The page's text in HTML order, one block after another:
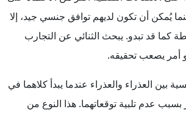
يُمكن أن تكون لديهم توافق جنسي جيد، إلا
كما قد تبدو. يبحث الثنائي عن التجارب
أمر يصعب تحقيقه.
بين العذراء والعذراء عندما يبدأ كلاهما في
بسبب عدم تلبية توقعاتهما. هذا النوع من